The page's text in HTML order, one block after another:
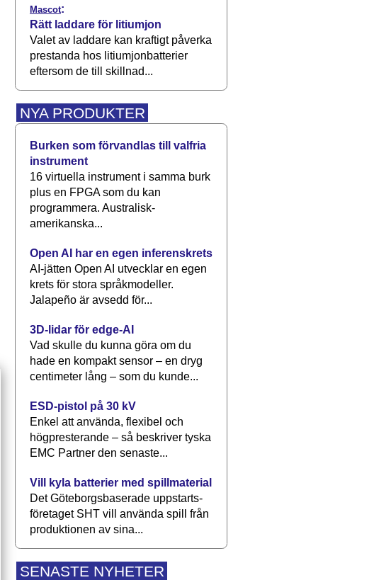
Mascot:
Rätt laddare för litiumjon
Valet av laddare kan kraftigt påverka
prestanda hos litiumjonbatterier
eftersom de till skillnad...
NYA PRODUKTER
Burken som förvandlas till valfria
instrument
16 virtuella instrument i samma burk
plus en FPGA som du kan
programmera. Australisk-
amerikanska...
Open AI har en egen inferenskrets
AI-jätten Open AI utvecklar en egen
krets för stora språkmodeller.
Jalapeño är avsedd för...
3D-lidar för edge-AI
Vad skulle du kunna göra om du
hade en kompakt sensor – en dryg
centimeter lång – som du kunde...
ESD-pistol på 30 kV
Enkel att använda, flexibel och
högpresterande – så beskriver tyska
EMC Partner den senaste...
Vill kyla batterier med spillmaterial
Det Göteborgsbaserade upp­starts­
företaget SHT vill använda spill från
produktionen av sina...
SENASTE NYHETER